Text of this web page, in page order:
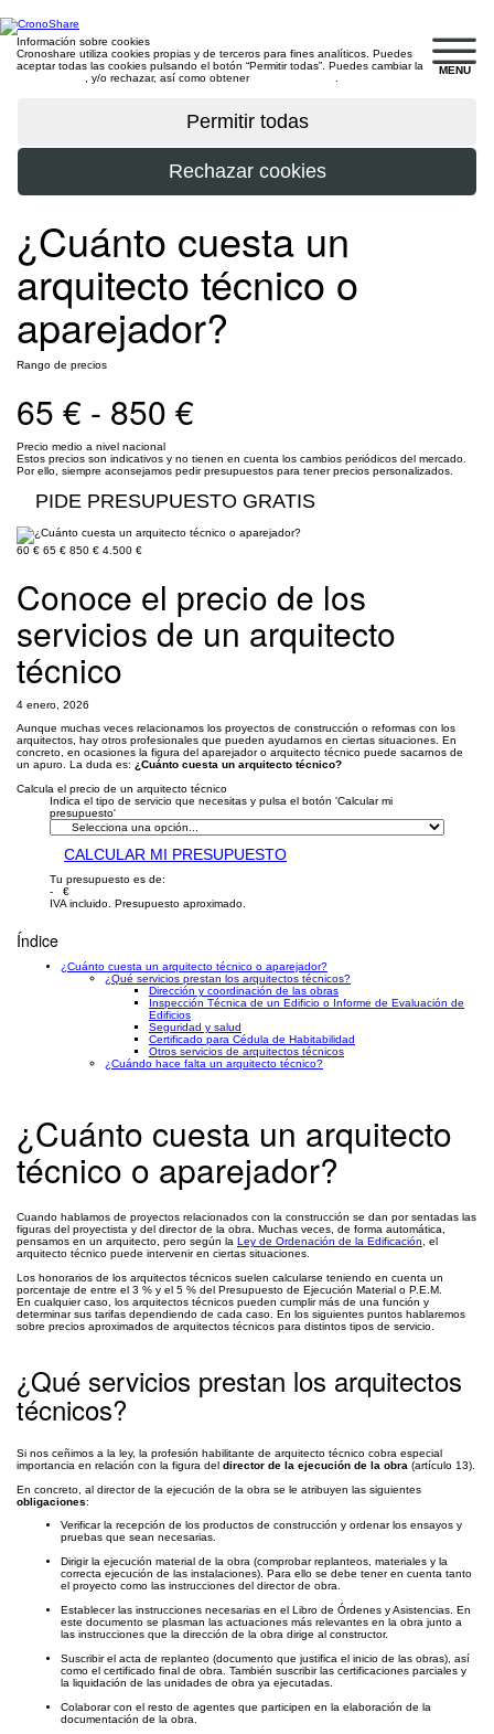
MENU
Información sobre cookies
Cronoshare utiliza cookies propias y de terceros para fines analíticos. Puedes
aceptar todas las cookies pulsando el botón “Permitir todas”. Puedes cambiar la
, y/o rechazar, así como obtener
¿Cuánto cuesta un
arquitecto técnico o
aparejador?
Rango de precios
65 € - 850 €
Precio medio a nivel nacional
Estos precios son indicativos y no tienen en cuenta los cambios periódicos del mercado.
Por ello, siempre aconsejamos pedir presupuestos para tener precios personalizados.
PIDE PRESUPUESTO GRATIS
60 € 65 € 850 € 4.500 €
Conoce el precio de los
servicios de un arquitecto
técnico
4 enero, 2026
Aunque muchas veces relacionamos los proyectos de construcción o reformas con los
arquitectos, hay otros profesionales que pueden ayudarnos en ciertas situaciones. En
concreto, en ocasiones la figura del aparejador o arquitecto técnico puede sacarnos de
un apuro. La duda es: ¿Cuánto cuesta un arquitecto técnico?
Calcula el precio de un arquitecto técnico
Indica el tipo de servicio que necesitas y pulsa el botón 'Calcular mi
presupuesto'
CALCULAR MI PRESUPUESTO
Tu presupuesto es de:
- €
IVA incluido. Presupuesto aproximado.
Índice
¿Cuánto cuesta un arquitecto técnico o aparejador?
¿Qué servicios prestan los arquitectos técnicos?
Dirección y coordinación de las obras
Inspección Técnica de un Edificio o Informe de Evaluación de
Edificios
Seguridad y salud
Certificado para Cédula de Habitabilidad
Otros servicios de arquitectos técnicos
¿Cuándo hace falta un arquitecto técnico?
¿Cuánto cuesta un arquitecto
técnico o aparejador?
Cuando hablamos de proyectos relacionados con la construcción se dan por sentadas las
figuras del proyectista y del director de la obra. Muchas veces, de forma automática,
pensamos en un arquitecto, pero según la Ley de Ordenación de la Edificación , el
arquitecto técnico puede intervenir en ciertas situaciones.
Los honorarios de los arquitectos técnicos suelen calcularse teniendo en cuenta un
porcentaje de entre el 3 % y el 5 % del Presupuesto de Ejecución Material o P.E.M.
En cualquier caso, los arquitectos técnicos pueden cumplir más de una función y
determinar sus tarifas dependiendo de cada caso. En los siguientes puntos hablaremos
sobre precios aproximados de arquitectos técnicos para distintos tipos de servicio.
¿Qué servicios prestan los arquitectos
técnicos?
Si nos ceñimos a la ley, la profesión habilitante de arquitecto técnico cobra especial
importancia en relación con la figura del director de la ejecución de la obra (artículo 13).
En concreto, al director de la ejecución de la obra se le atribuyen las siguientes
obligaciones:
Verificar la recepción de los productos de construcción y ordenar los ensayos y
pruebas que sean necesarias.
Dirigir la ejecución material de la obra (comprobar replanteos, materiales y la
correcta ejecución de las instalaciones). Para ello se debe tener en cuenta tanto
el proyecto como las instrucciones del director de obra.
Establecer las instrucciones necesarias en el Libro de Órdenes y Asistencias. En
este documento se plasman las actuaciones más relevantes en la obra junto a
las instrucciones que la dirección de la obra dirige al constructor.
Suscribir el acta de replanteo (documento que justifica el inicio de las obras), así
como el certificado final de obra. También suscribir las certificaciones parciales y
la liquidación de las unidades de obra ya ejecutadas.
Colaborar con el resto de agentes que participen en la elaboración de la
documentación de la obra.